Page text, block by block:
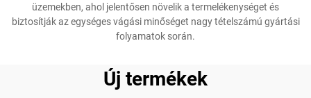
üzemekben, ahol jelentősen növelik a termelékenységet és
biztosítják az egységes vágási minőséget nagy tételszámú gyártási
folyamatok során.
Új termékek